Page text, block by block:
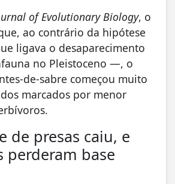
of Evolutionary Biology, o
ao contrário da hipótese
ligava o desaparecimento
no Pleistoceno —, o
de-sabre começou muito
marcados por menor
de presas caiu, e
perderam base